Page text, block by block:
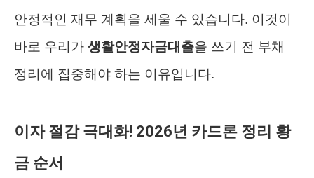
안정적인 재무 계획을 세울 수 있습니다. 이것이
바로 우리가 생활안정자금대출을 쓰기 전 부채
정리에 집중해야 하는 이유입니다.
이자 절감 극대화! 2026년 카드론 정리 황
금 순서